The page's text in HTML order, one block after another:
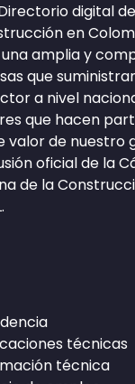
digital
en
una amplia y
que
a nivel
que hacen
valor de nuestro
oficial de la
de la
técnicas
técnica